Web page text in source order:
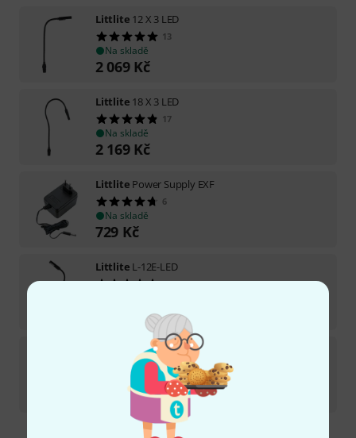
Littlite 12 X 3 LED
13
Na skladě
2 069 Kč
Littlite 18 X 3 LED
17
Na skladě
2 169 Kč
Littlite Power Supply EXF
6
Na skladě
729 Kč
Littlite L-12E-LED
3
Kč
12 XR 4 LED
9
Na skladě ca. do 1 týdne
2 399Kč